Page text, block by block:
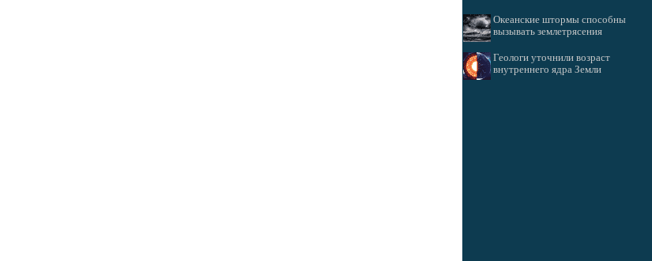
Океанские штормы способны
вызывать землетрясения
Геологи уточнили возраст
внутреннего ядра Земли